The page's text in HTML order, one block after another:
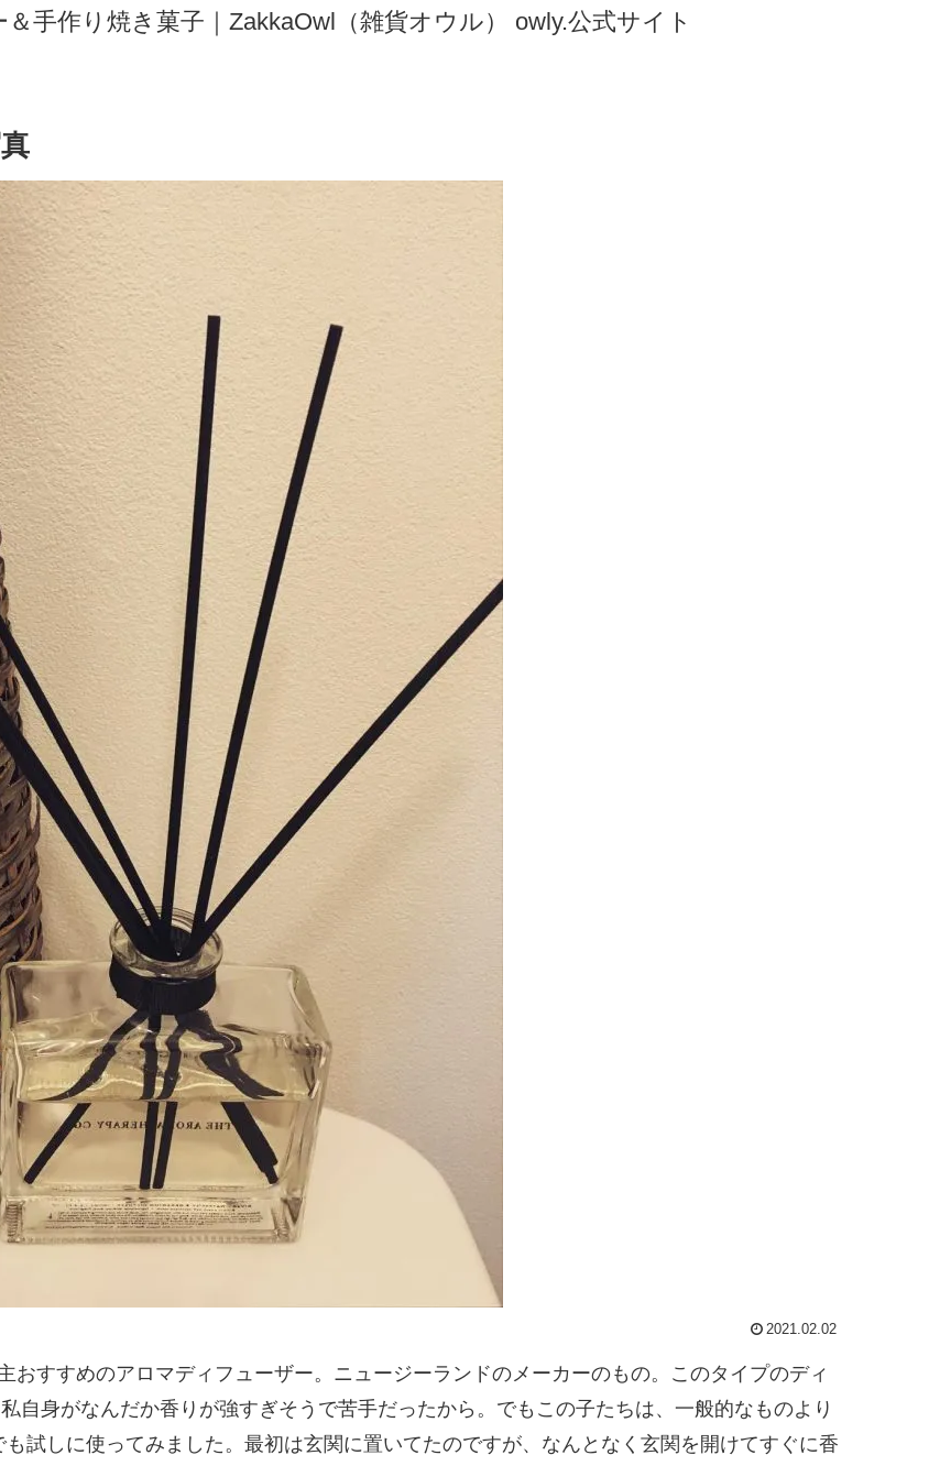
手作り焼き菓子｜ZakkaOwl（雑貨オウル） owly.公式サイト
2021.02.02
すすめのアロマディフューザー。ニュージーランドのメーカーのもの。このタイプのディ
自身がなんだか香りが強すぎそうで苦手だったから。でもこの子たちは、一般的なものより
試しに使ってみました。最初は玄関に置いてたのですが、なんとなく玄関を開けてすぐに香